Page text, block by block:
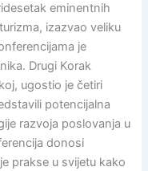
eminentnih
izazvao veliku
je
Drugi Korak
ugostio je četiri
potencijalna
razvoja poslovanja u
donosi
prakse u svijetu kako